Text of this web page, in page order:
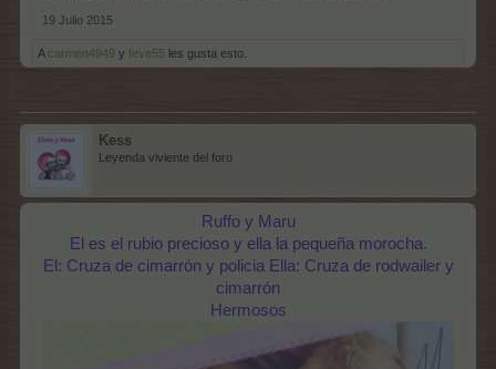
19 Julio 2015
A carmen4949 y feve55 les gusta esto.
Kess
Leyenda viviente del foro
Ruffo y Maru
El es el rubio precioso y ella la pequeña morocha.
El: Cruza de cimarrón y policia Ella: Cruza de rodwailer y
cimarrón
Hermosos